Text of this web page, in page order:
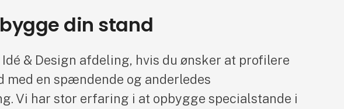
bygge din stand
& Design afdeling, hvis du ønsker at profilere
med en spændende og anderledes
Vi har stor erfaring i at opbygge specialstande i